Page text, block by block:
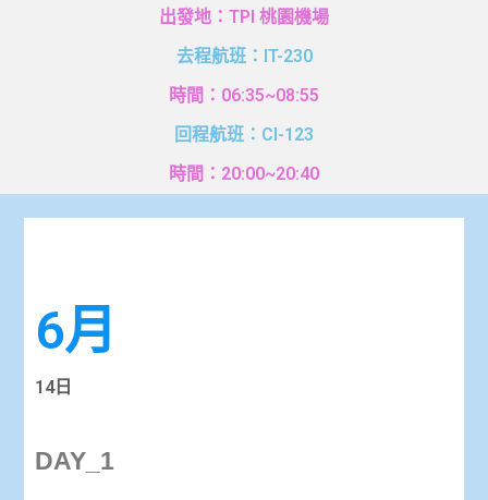
出發地：TPI 桃園機場
去程航班：IT-230
時間：06:35~08:55
回程航班：CI-123
時間：20:00~20:40
6月
14日
DAY_1